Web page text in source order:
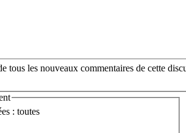
tous les nouveaux commentaires de cette
: toutes